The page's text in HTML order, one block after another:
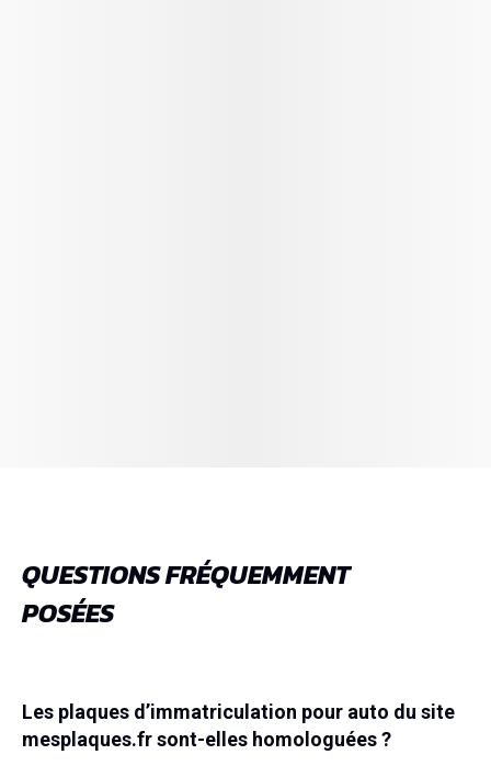
QUESTIONS FRÉQUEMMENT
POSÉES
Les plaques d’immatriculation pour auto du site
mesplaques.fr sont-elles homologuées ?